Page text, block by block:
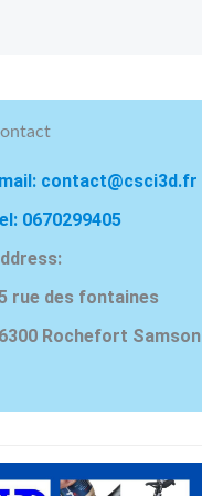
contact@csci3d.fr
0670299405
rue des fontaines
Rochefort Samson